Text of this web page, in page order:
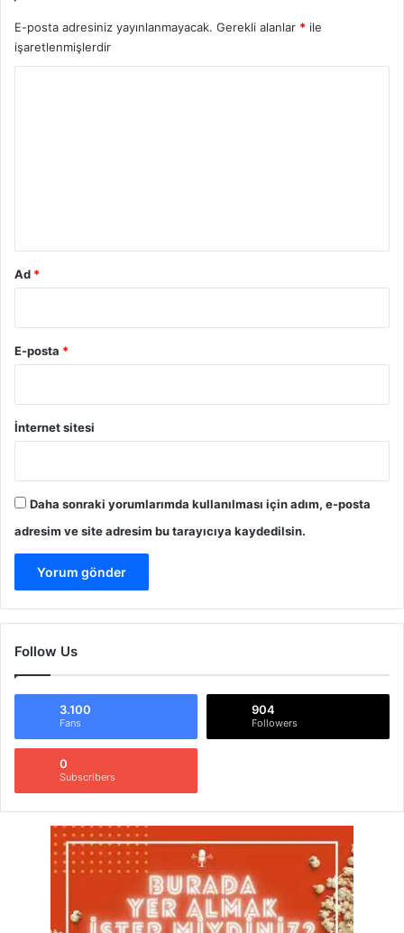
E-posta adresiniz yayınlanmayacak. Gerekli alanlar * ile
işaretlenmişlerdir
Ad *
E-posta *
İnternet sitesi
Daha sonraki yorumlarımda kullanılması için adım, e-posta
adresim ve site adresim bu tarayıcıya kaydedilsin.
Follow Us
3.100
Fans
904
Followers
0
Subscribers